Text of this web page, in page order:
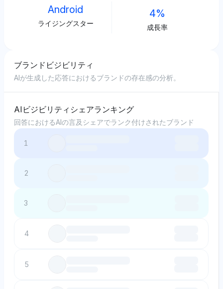
Android
ライジングスター
4%
成長率
ブランドビジビリティ
AIが生成した応答におけるブランドの存在感の分析。
AIビジビリティシェアランキング
回答におけるAIの言及シェアでランク付けされたブランド
1
2
3
4
5